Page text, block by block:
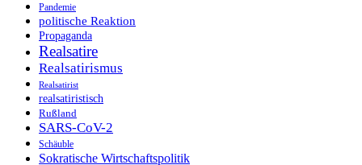
Pandemie
politische Reaktion
Propaganda
Realsatire
Realsatirismus
Realsatirist
realsatiristisch
Rußland
SARS-CoV-2
Schäuble
Sokratische Wirtschaftspolitik